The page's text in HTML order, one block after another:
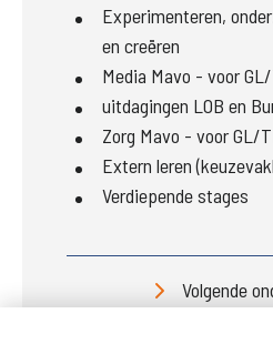
Experimenteren,
en creëren
Media Mavo - voor
uitdagingen LOB en
Zorg Mavo - voor GL/
Extern leren
Verdiepende stages
Volgende